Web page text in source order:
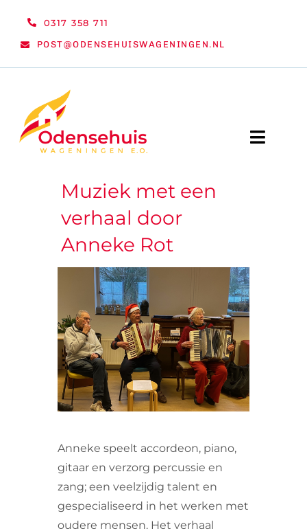
0317 358 711
POST@ODENSEHUISWAGENINGEN.NL
Toggle
WELKOM
VRIJWILLIGERS & STAGIAIRES
CONTACT
Muziek met een
verhaal door
Anneke Rot
Anneke speelt accordeon, piano,
gitaar en verzorg percussie en
zang; een veelzijdig talent en
gespecialiseerd in het werken met
oudere mensen. Het verhaal